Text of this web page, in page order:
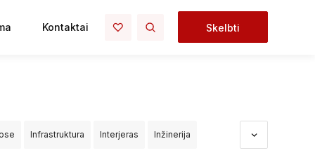
Kontaktai Skelbti
Infrastruktura Interjeras Inžinerija